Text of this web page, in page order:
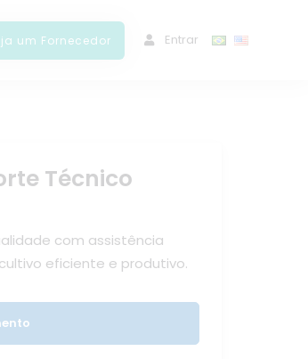
um Fornecedor ﾠEntrar
Técnico
com assistência
eficiente e produtivo.